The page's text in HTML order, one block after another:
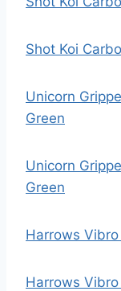
Shot Koi
Unicorn
Green
Unicorn
Green
Harrows
Harrows